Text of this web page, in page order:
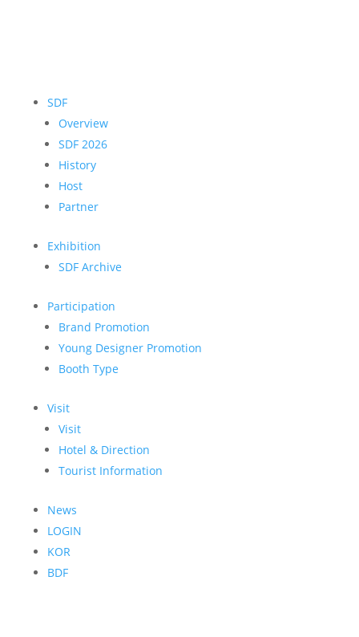
SDF
Overview
SDF 2026
History
Host
Partner
Exhibition
SDF Archive
Participation
Brand Promotion
Young Designer Promotion
Booth Type
Visit
Visit
Hotel & Direction
Tourist Information
News
LOGIN
KOR
BDF